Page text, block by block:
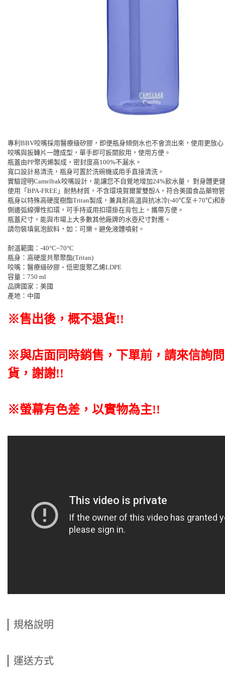
專利BBV咬嘴採用醫療級矽膠，即便瓶身傾倒水也不會流出來，使用更放心
咬嘴與扳轉片一體成型，單手即可扳開飲用，使用方便。
瓶蓋由PP聚丙烯製成，密封度高100%不漏水。
寬口設計易清洗，瓶身可置於洗碗機或用手直接清洗。
實驗證明Camelbak咬嘴設計，能讓您不自覺地增加24%飲水量， 對身體更
使用「BPA-FREE」耐熱材質，不含環境賀爾蒙雙酚A，符合美國食品藥物
瓶身以特殊高硬度樹酯Tritan製成，兼具耐高溫與抗冰冷(-40℃至＋70℃)和
側邊弧線彈性扣環，可手持或用扣環掛在背包上，攜帶方便。
瓶蓋尺寸，能與市場上大多數其他廠牌的水壺尺寸對應。
請勿裝填氣泡飲料，如：可樂。避免液體噴射。
耐溫範圍：-40°C~70°C
瓶身：高硬度共聚聚酯(Tritan)
咬嘴：醫療級矽膠、低密度聚乙烯LDPE
容量：750 ml
品牌國家：美國
產地：中國
※售出後，概不退貨!!
※與店面同時銷售 ， 下單前 ， 請來信詢
貨，謝謝!!
※螢幕有色差，以實物為主!!
規格說明
運送方式